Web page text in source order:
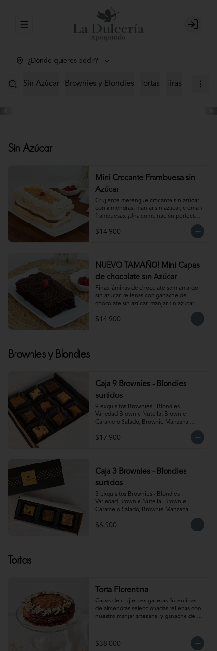
Abrir menu de navegación Login
¿Dónde quieres pedir?
Sin Azúcar Brownies y Blondies Tortas Tiras Mini
Sin Azúcar
Mini Crocante Frambuesa sin
Azúcar
Crujiente merengue crocante sin azúcar
con almendras, manjar sin azúcar, crema y
frambuesas. ¡Una combinación perfecta!
Para 6 personas. Producto congelado, se
recomienda descongelar de 1 hora a
$14.900
NUEVO TAMAÑO! Mini Capas
de chocolate sin Azúcar
Finas láminas de chocolate semiamargo
sin azúcar, rellenas con ganache de
chocolate sin azúcar, manjar sin azúcar y
¡Simplemente irresistible!
Para 6-8 personas. Producto congelado,
$14.900
Brownies y Blondies
Caja 9 Brownies - Blondies
surtidos
9 exquisitos Brownies - Blondies .
Variedad Brownie Nutella, Brownie
Caramelo Salado, Brownie Manzana
Canela, Blondie Galleta Lotus, Blondie
Almendra y Blondie Mantequilla de
sabores!
$17.900
Caja 3 Brownies - Blondies
surtidos
3 exquisitos Brownies - Blondies .
Variedad Brownie Nutella, Brownie
Caramelo Salado, Brownie Manzana
Canela, Blondie Galleta Lotus, Blondie
Almendra y Blondie Mantequilla de
$6.900
Tortas
Torta Florentina
Capas de crujientes galletas florentinas
de almendras seleccionadas rellenas con
nuestro manjar artesanal y ganache de
recomienda descongelar 1 hora
refrigerada antes de servir. Para
$38.000